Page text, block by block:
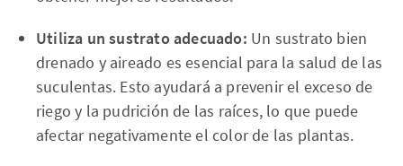
Utiliza un sustrato adecuado: Un sustrato bien
drenado y aireado es esencial para la salud de las
suculentas. Esto ayudará a prevenir el exceso de
riego y la pudrición de las raíces, lo que puede
afectar negativamente el color de las plantas.